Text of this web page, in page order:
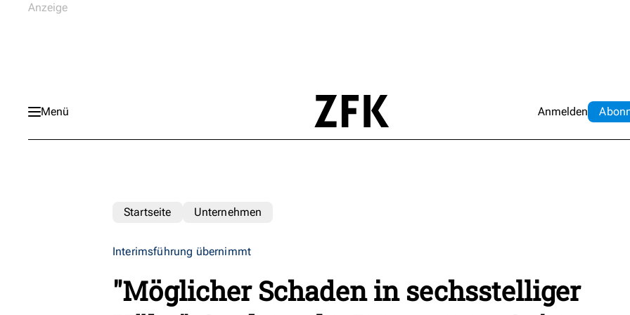
Menü Anmelden Abo
Startseite Unternehmen
Interimsführung übernimmt
"Möglicher Schaden in sechsstelliger